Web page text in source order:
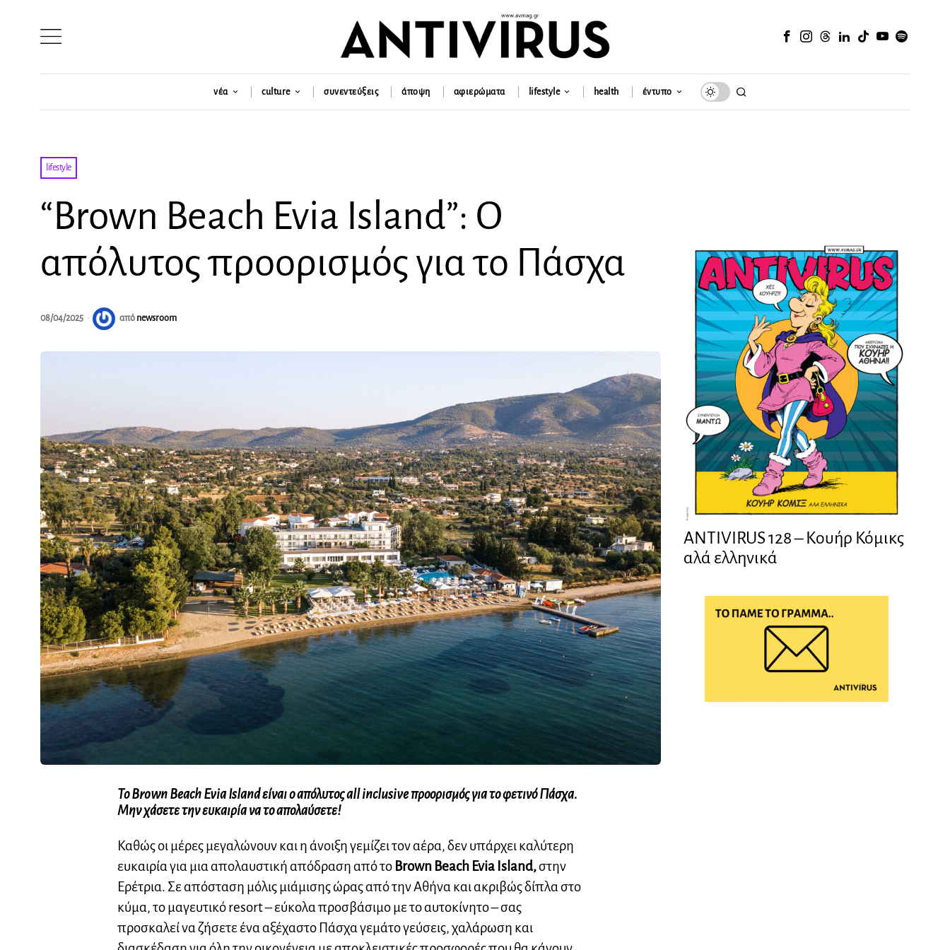
νέα culture συνεντεύξεις άποψη αφιερώματα lifestyle health έντυπο
lifestyle
“Brown Beach Evia Island”: O
απόλυτος προορισμός για το Πάσχα
08/04/2025 από newsroom
Το Brown Beach Evia Island είναι ο απόλυτος all inclusive προορισμός για το φετινό Πάσχα.
Μην χάσετε την ευκαιρία να το απολαύσετε!
Καθώς οι μέρες μεγαλώνουν και η άνοιξη γεμίζει τον αέρα, δεν υπάρχει καλύτερη
ευκαιρία για μια απολαυστική απόδραση από το Brown Beach Evia Island,στην
Ερέτρια. Σε απόσταση μόλις μιάμισης ώρας από την Αθήνα και ακριβώς δίπλα στο
κύμα, το μαγευτικό resort – εύκολα προσβάσιμο με το αυτοκίνητο – σας
προσκαλεί να ζήσετε ένα αξέχαστο Πάσχα γεμάτο γεύσεις, χαλάρωση και
ANTIVIRUS 128 – Kουήρ Κόμικς
αλά ελληνικά